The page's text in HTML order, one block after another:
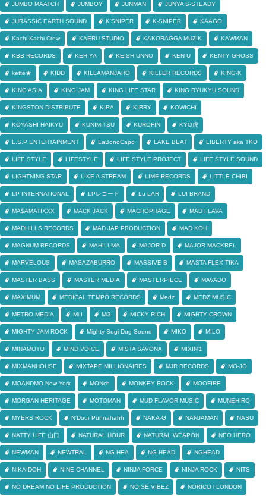
JUMBO MAATCH JUMBOY JUNMAN JUNYA S-STEADY
JURASSIC EARTH SOUND K'SNIPER K-SNIPER KAAGO
Kachi Kachi Crew KAERU STUDIO KAKORAGGA MUZIK KAWMAN
KBB RECORDS KEH-YA KEISH UNNO KEN-U KENTY GROSS
kette★ KIDD KILLAMANJARO KILLER RECORDS KING-K
KING ASIA KING JAM KING LIFE STAR KING RYUKYU SOUND
KINGSTON DISTRIBUTE KIRA KIRRY KOWICHI
KOYASHI HAIKYU KUNIMITSU KUROFIN KYO虎
L.S.P ENTERTAINMENT LaBonoCapo LAKE BEAT LIBERTY aka TKO
LIFE STYLE LIFESTYLE LIFE STYLE PROJECT LIFE STYLE SOUND
LIGHTNING STAR LIKE A STREAM LIME RECORDS LITTLE CHIBI
LP INTERNATIONAL LPレコード Lu-LAR LUI BRAND
MA$AMATIXXX MACK JACK MACROPHAGE MAD FLAVA
MADHILLS RECORDS MAD JAP PRODUCTION MAD KOH
MAGNUM RECORDS MAHILLMA MAJOR-D MAJOR MACKREL
MARVELOUS MASAZABURRO MASSIVE B MASTA FLEX TIKA
MASTER BASS MASTER MEDIA MASTERPIECE MAVADO
MAXIMUM MEDICAL TEMPO RECORDS Medz MEDZ MUSIC
METRO MEDIA Mi-I Mi3 MICKY RICH MIGHTY CROWN
MIGHTY JAM ROCK Mighty Sugi-Dug Sound MIKO MILO
MINAMOTO MIND VOICE MISTA SAVONA MIXIN'1
MIXMANHOUSE MIXTAPE MILLIONAIRES MJR RECORDS MO-JO
MOANDMO New York MONch MONKEY ROCK MOOFIRE
MORGAN HERITAGE MOTOMAN MUD FLAVOR MUSIC MUNEHIRO
MYERS ROCK N'Dour Punnahahh NAKA-G NANJAMAN NASU
NATTY LIFE 山口 NATURAL HOUR NATURAL WEAPON NEO HERO
NEWMAN NEWTRAL NG HEA NG HEAD NGHEAD
NIKAIDOH NINE CHANNEL NINJA FORCE NINJA ROCK NITS
NO DREAM NO LIFE PRODUCTION NOISE VIBEZ NORICO♀LONDON